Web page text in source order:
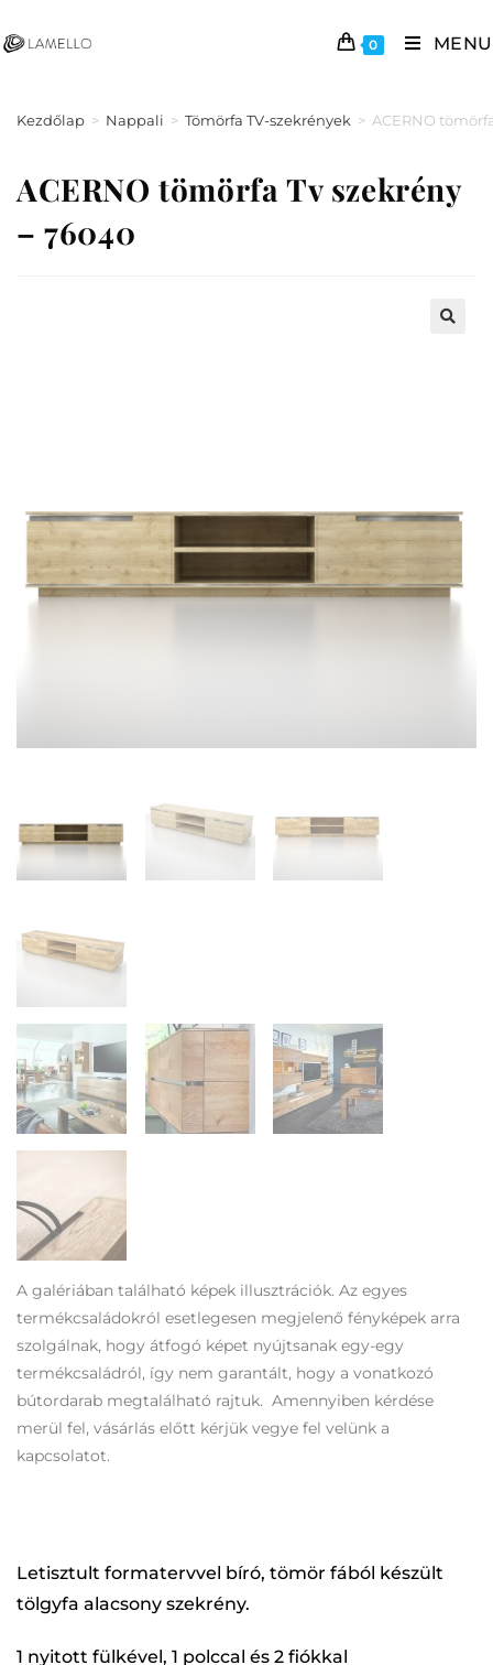
0 MENU
Kezdőlap > Nappali > Tömörfa TV-szekrények > ACERNO
ACERNO tömörfa Tv szekrény
– 76040
A galériában található képek illusztrációk. Az egyes
termékcsaládokról esetlegesen megjelenő fényképek arra
szolgálnak, hogy átfogó képet nyújtsanak egy-egy
termékcsaládról, így nem garantált, hogy a vonatkozó
bútordarab megtalálható rajtuk. Amennyiben kérdése
merül fel, vásárlás előtt kérjük vegye fel velünk a
kapcsolatot.
Letisztult formatervvel bíró, tömör fából készült
tölgyfa alacsony szekrény.
1 nyitott fülkével, 1 polccal és 2 fiókkal